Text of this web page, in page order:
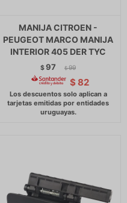
MANIJA CITROEN -
PEUGEOT MARCO MANIJA
INTERIOR 405 DER TYC
$97 $ 99
$ 82